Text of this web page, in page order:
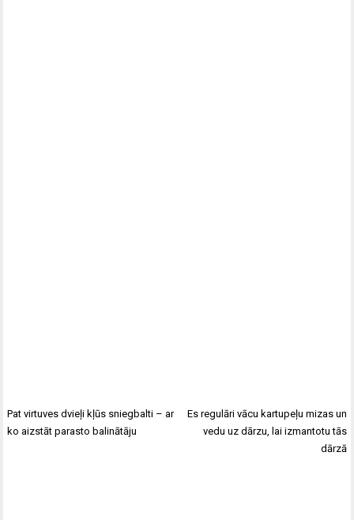
Pat virtuves dvieļi kļūs sniegbalti – ar
ko aizstāt parasto balinātāju
Es regulāri vācu kartupeļu mizas un
vedu uz dārzu, lai izmantotu tās
dārzā